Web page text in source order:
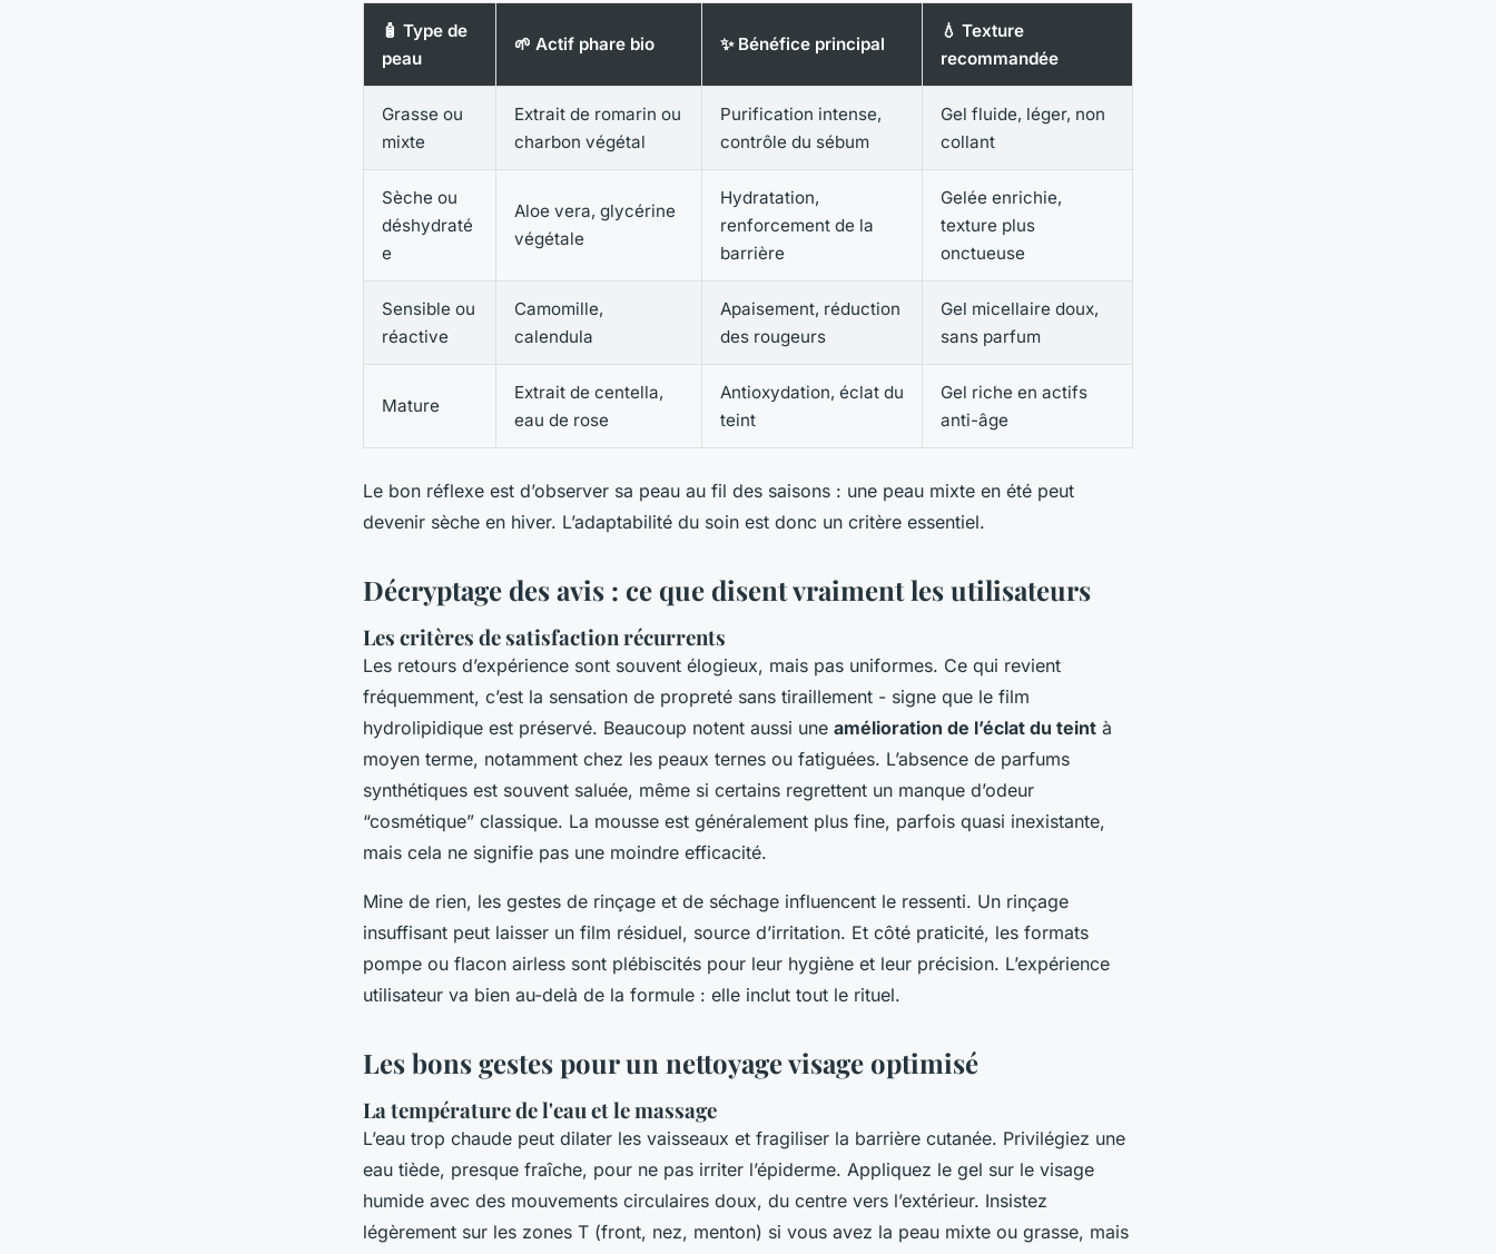
🧴 Type de
peau
🌱 Actif phare bio ✨ Bénéfice principal
💧 Texture
recommandée
Grasse ou
mixte
Extrait de romarin ou
charbon végétal
Purification intense,
contrôle du sébum
Gel fluide, léger, non
collant
Sèche ou
déshydraté
e
Aloe vera, glycérine
végétale
Hydratation,
renforcement de la
barrière
Gelée enrichie,
texture plus
onctueuse
Sensible ou
réactive
Camomille,
calendula
Apaisement, réduction
des rougeurs
Gel micellaire doux,
sans parfum
Mature
Extrait de centella,
eau de rose
Antioxydation, éclat du
teint
Gel riche en actifs
anti-âge
Le bon réflexe est d’observer sa peau au fil des saisons : une peau mixte en été peut
devenir sèche en hiver. L’adaptabilité du soin est donc un critère essentiel.
Décryptage des avis : ce que disent vraiment les utilisateurs
Les critères de satisfaction récurrents
Les retours d’expérience sont souvent élogieux, mais pas uniformes. Ce qui revient
fréquemment, c’est la sensation de propreté sans tiraillement - signe que le film
hydrolipidique est préservé. Beaucoup notent aussi une amélioration de l’éclat du teint à
moyen terme, notamment chez les peaux ternes ou fatiguées. L’absence de parfums
synthétiques est souvent saluée, même si certains regrettent un manque d’odeur
“cosmétique” classique. La mousse est généralement plus fine, parfois quasi inexistante,
mais cela ne signifie pas une moindre efficacité.
Mine de rien, les gestes de rinçage et de séchage influencent le ressenti. Un rinçage
insuffisant peut laisser un film résiduel, source d’irritation. Et côté praticité, les formats
pompe ou flacon airless sont plébiscités pour leur hygiène et leur précision. L’expérience
utilisateur va bien au-delà de la formule : elle inclut tout le rituel.
Les bons gestes pour un nettoyage visage optimisé
La température de l'eau et le massage
L’eau trop chaude peut dilater les vaisseaux et fragiliser la barrière cutanée. Privilégiez une
eau tiède, presque fraîche, pour ne pas irriter l’épiderme. Appliquez le gel sur le visage
humide avec des mouvements circulaires doux, du centre vers l’extérieur. Insistez
légèrement sur les zones T (front, nez, menton) si vous avez la peau mixte ou grasse, mais